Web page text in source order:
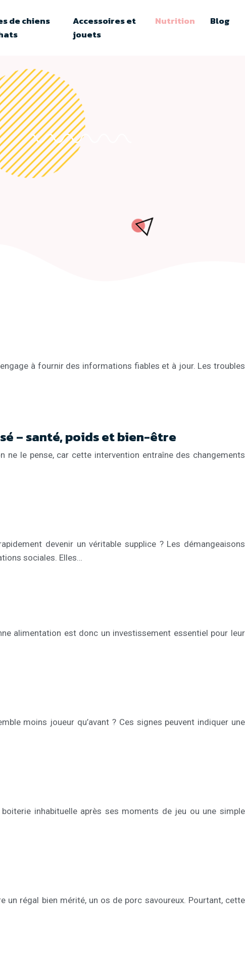
de chiens
Accessoires et
jouets
Nutrition Blog
à fournir des informations fiables et à jour. Les troubles
– santé, poids et bien-être
le pense, car cette intervention entraîne des changements
devenir un véritable supplice ? Les démangeaisons
sociales. Elles…
alimentation est donc un investissement essentiel pour leur
moins joueur qu’avant ? Ces signes peuvent indiquer une
inhabituelle après ses moments de jeu ou une simple
un régal bien mérité, un os de porc savoureux. Pourtant, cette